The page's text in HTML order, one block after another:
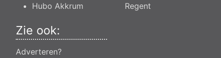
Hubo Akkrum
Regent
Zie ook:
Adverteren?